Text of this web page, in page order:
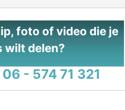
foto of video die je
wilt delen?
06 - 574 71 321